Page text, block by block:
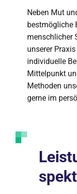
Neben Mut
bestmögliche
menschlicher
unserer
individuelle
Mittelpunkt
Methoden
gerne im